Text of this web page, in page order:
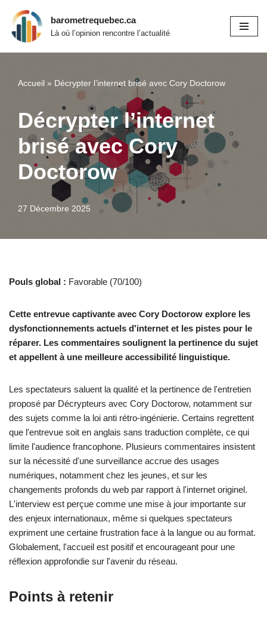
Aller
barometrequebec.ca
Là où l’opinion rencontre l’actualité
Accueil » Décrypter l’internet brisé avec Cory Doctorow
Décrypter l’internet
brisé avec Cory
Doctorow
27 Décembre 2025
Pouls global : Favorable (70/100)
Cette entrevue captivante avec Cory Doctorow explore les
dysfonctionnements actuels d'internet et les pistes pour le
réparer. Les commentaires soulignent la pertinence du sujet
et appellent à une meilleure accessibilité linguistique.
Les spectateurs saluent la qualité et la pertinence de l'entretien
proposé par Décrypteurs avec Cory Doctorow, notamment sur
des sujets comme la loi anti rétro-ingénierie. Certains regrettent
que l'entrevue soit en anglais sans traduction complète, ce qui
limite l'audience francophone. Plusieurs commentaires insistent
sur la nécessité d'une surveillance accrue des usages
numériques, notamment chez les jeunes, et sur les
changements profonds du web par rapport à l'internet originel.
L'interview est perçue comme une mise à jour importante sur
des enjeux internationaux, même si quelques spectateurs
expriment une certaine frustration face à la langue ou au format.
Globalement, l'accueil est positif et encourageant pour une
réflexion approfondie sur l'avenir du réseau.
Points à retenir